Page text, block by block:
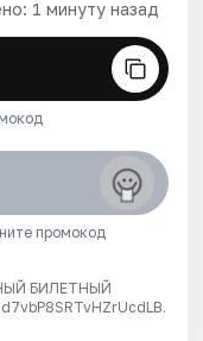
1 минуту назад
промокод
БИЛЕТНЫЙ